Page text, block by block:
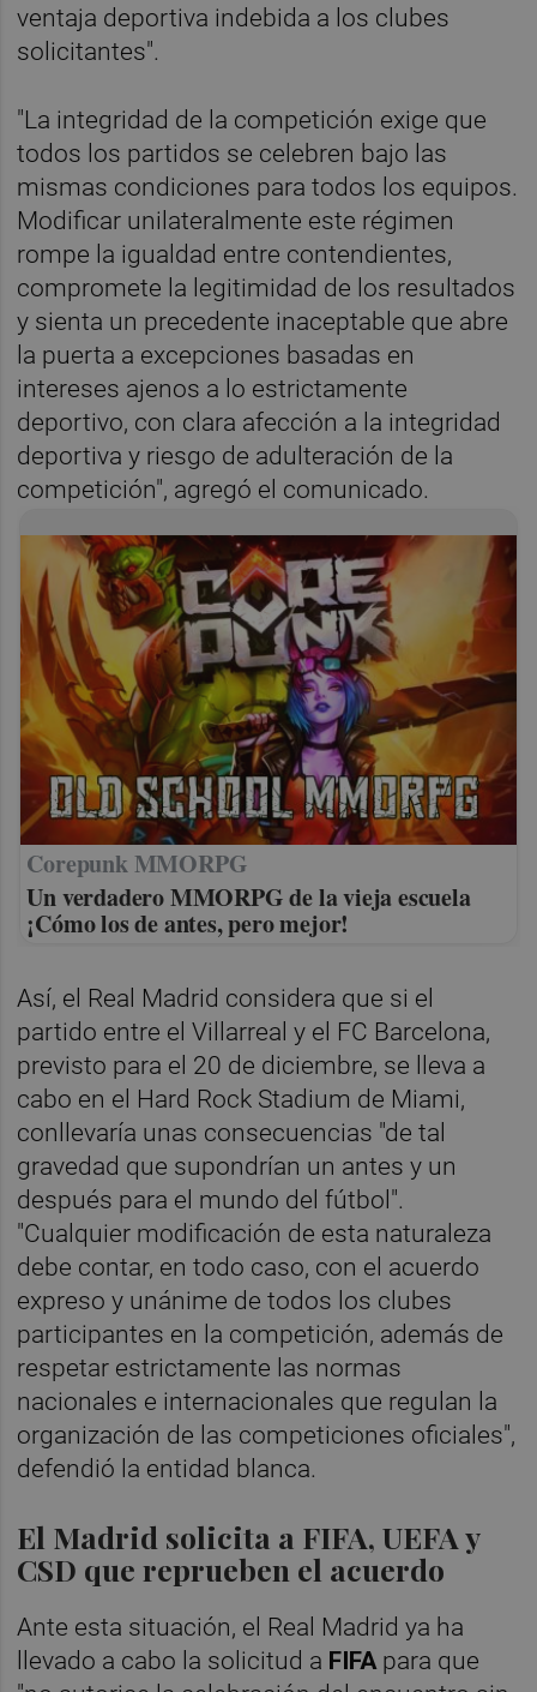
ventaja deportiva indebida a los clubes
solicitantes".
"La integridad de la competición exige que
todos los partidos se celebren bajo las
mismas condiciones para todos los equipos.
Modificar unilateralmente este régimen
rompe la igualdad entre contendientes,
compromete la legitimidad de los resultados
y sienta un precedente inaceptable que abre
la puerta a excepciones basadas en
intereses ajenos a lo estrictamente
deportivo, con clara afección a la integridad
deportiva y riesgo de adulteración de la
competición", agregó el comunicado.
Corepunk MMORPG
Un verdadero MMORPG de la vieja escuela
¡Cómo los de antes, pero mejor!
Así, el Real Madrid considera que si el
partido entre el Villarreal y el FC Barcelona,
previsto para el 20 de diciembre, se lleva a
cabo en el Hard Rock Stadium de Miami,
conllevaría unas consecuencias "de tal
gravedad que supondrían un antes y un
después para el mundo del fútbol".
"Cualquier modificación de esta naturaleza
debe contar, en todo caso, con el acuerdo
expreso y unánime de todos los clubes
participantes en la competición, además de
respetar estrictamente las normas
nacionales e internacionales que regulan la
organización de las competiciones oficiales",
defendió la entidad blanca.
El Madrid solicita a FIFA, UEFA y
CSD que reprueben el acuerdo
Ante esta situación, el Real Madrid ya ha
llevado a cabo la solicitud a FIFA para que